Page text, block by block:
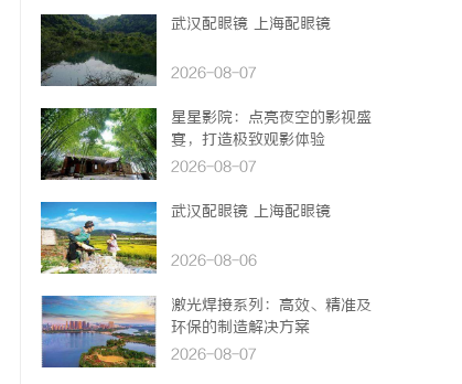
武汉配眼镜 上海配眼镜
2026-08-07
星星影院：点亮夜空的影视盛
宴，打造极致观影体验
2026-08-07
武汉配眼镜 上海配眼镜
2026-08-06
激光焊接系列：高效、精准及
环保的制造解决方案
2026-08-07